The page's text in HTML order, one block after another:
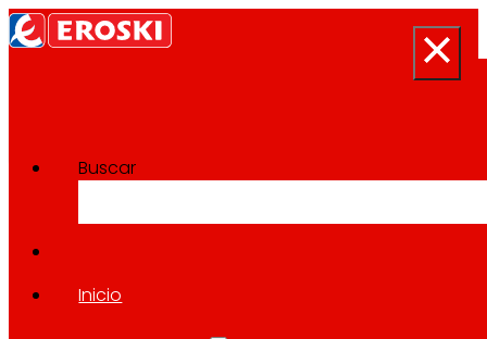
Buscar
Inicio
Sala de prensa
Volver a todas las noticias